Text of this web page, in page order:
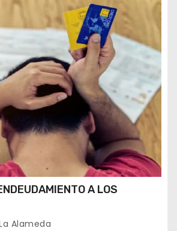
A LOS
Alameda